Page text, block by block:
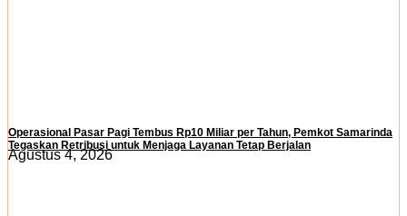
Operasional Pasar Pagi Tembus Rp10 Miliar per Tahun, Pemkot Samarinda
Tegaskan Retribusi untuk Menjaga Layanan Tetap Berjalan
Agustus 4, 2026